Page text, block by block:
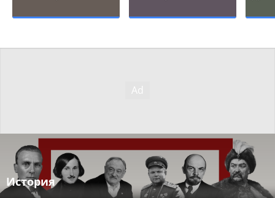
История